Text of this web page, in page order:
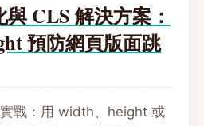
CLS 解決方案：
預防網頁版面跳
戰：用 width、height 或